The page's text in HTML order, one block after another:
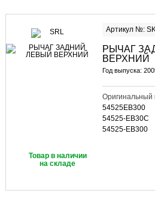
Артикул №:
РЫЧАГ
ВЕРХНИЙ
Год выпуска:
Оригинальный
54525EB300
54525-EB30C
54525-EB300
Товар в наличии
на складе